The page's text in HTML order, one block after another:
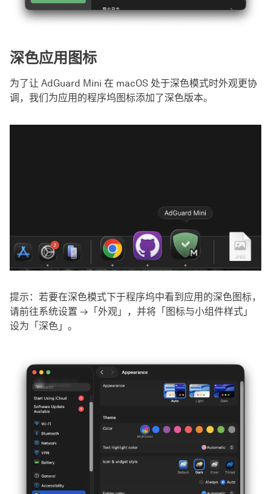
深色应用图标
为了让 AdGuard Mini 在 macOS 处于深色模式时外观更协
调，我们为应用的程序坞图标添加了深色版本。
提示：若要在深色模式下于程序坞中看到应用的深色图标，
请前往系统设置 →「外观」，并将「图标与小组件样式」
设为「深色」。